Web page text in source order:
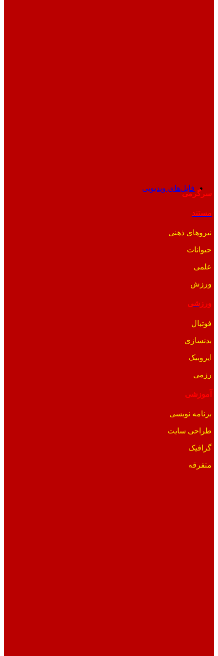
فایل‌های ویدیویی
سرگرمی
مستند
نیروهای ذهنی
حیوانات
علمی
ورزش
ورزشی
فوتبال
بدنسازی
ایروبیک
رزمی
آموزشی
برنامه نویسی
طراحی سایت
گرافیک
متفرقه